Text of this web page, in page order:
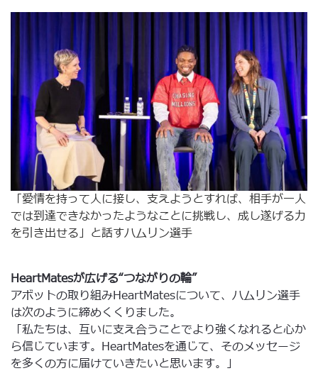
「愛情を持って人に接し、支えようとすれば、相手が一人
では到達できなかったようなことに挑戦し、成し遂げる力
を引き出せる」と話すハムリン選手
HeartMatesが広げる“つながりの輪”
アボットの取り組みHeartMatesについて、ハムリン選手
は次のように締めくくりました。
「私たちは、互いに支え合うことでより強くなれると心か
ら信じています。HeartMatesを通じて、そのメッセージ
を多くの方に届けていきたいと思います。」